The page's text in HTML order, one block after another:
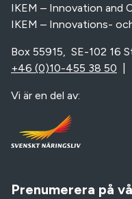
IKEM – Innovation and
IKEM – Innovations-
Box 55915, SE-102 16
+46 (0)10-455 38 50
Vi är en del av:
Prenumerera på